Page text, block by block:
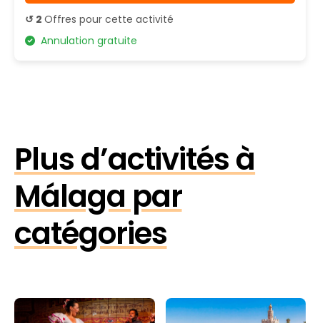
↺ 2 Offres pour cette activité
Annulation gratuite
Plus d’activités à
Málaga par
catégories